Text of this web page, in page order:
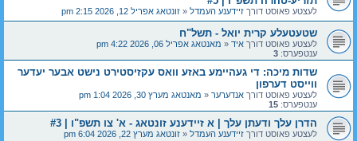
לעצטע פאוסט דורך זיידענע העמדל « זונטאג אפריל 12, 2026 2:15 pm
שטעטעלע קרית יואל - תשל"ח
לעצטע פאוסט דורך איד « מאנטאג אפריל 06, 2026 4:22 pm
ענטפערס: 3
שדות מיכה: די געהיימע באזע וואס עקזיסטירט נישט אבער יעדער
ווייסט דערפון
לעצטע פאוסט דורך אנדערער « מאנטאג מערץ 30, 2026 1:04 pm
ענטפערס: 15
הדרן עלך ודעתן עלך | א זיידענע זונטאג - א' צו תשפ"ו | #3
לעצטע פאוסט דורך זיידענע העמדל « זונטאג מערץ 22, 2026 6:04 pm